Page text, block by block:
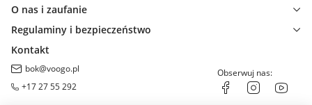
O nas i zaufanie
Regulaminy i bezpieczeństwo
Kontakt
bok@voogo.pl
+17 27 55 292
Obserwuj nas: